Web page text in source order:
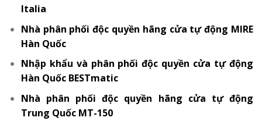
Italia
Nhà phân phối độc quyền hãng cửa tự động MIRE
Hàn Quốc
Nhập khẩu và phân phối độc quyền cửa tự động
Hàn Quốc BESTmatic
Nhà phân phối độc quyền hãng cửa tự động
Trung Quốc MT-150